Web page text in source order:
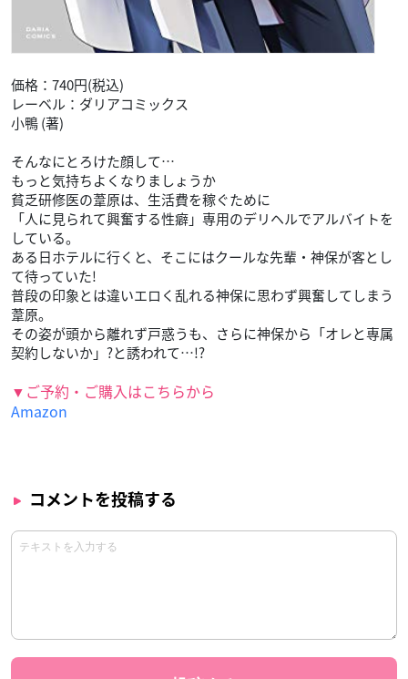
価格：740円(税込)
レーベル：ダリアコミックス
小鴨 (著)
そんなにとろけた顔して…
もっと気持ちよくなりましょうか
貧乏研修医の葦原は、生活費を稼ぐために
「人に見られて興奮する性癖」専用のデリヘルでアルバイトを
している。
ある日ホテルに行くと、そこにはクールな先輩・神保が客とし
て待っていた!
普段の印象とは違いエロく乱れる神保に思わず興奮してしまう
葦原。
その姿が頭から離れず戸惑うも、さらに神保から「オレと専属
契約しないか」?と誘われて…!?
▼ご予約・ご購入はこちらから
Amazon
コメントを投稿する